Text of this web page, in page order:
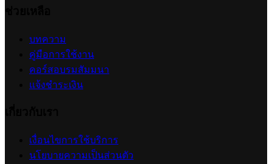
บทความ
คู่มือการใช้งาน
คอร์สอบรมสัมมนา
แจ้งชำระเงิน
เงื่อนไขการใช้บริการ
นโยบายความเป็นส่วนตัว